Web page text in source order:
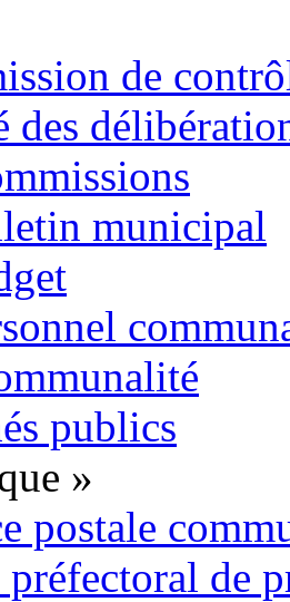
de
des
municipal
publics
»
postale
de